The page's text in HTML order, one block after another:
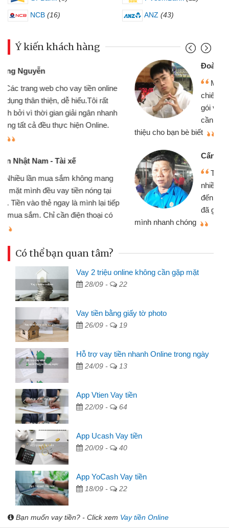
NCB (16) ANZ (43)
Ý kiến khách hàng
Mình cần tiền gấp nên định cầm cố
chiếc xe wave nhưng thật may đã có
gói vay tiền bằng CMND online không
cần gặp mặt nên rất tiện lợi, sẽ giới
thiệu cho bạn bè biết
Cấn Văn Lực - Tạp hóa
Tôi kinh doanh buôn bán nhỏ lẻ
nhiều lúc cần vốn nhập hàng, nhờ biết
đến website qua bạn bè giới thiệu tôi
đã giải quyết được công việc của
Có thể bạn quan tâm?
Vay 2 triệu online không cần gặp mặt
28/09 - 22
Vay tiền bằng giấy tờ photo
26/09 - 19
Hỗ trợ vay tiền nhanh Online trong ngày
24/09 - 13
App Vtien Vay tiền
22/09 - 64
App Ucash Vay tiền
20/09 - 40
App YoCash Vay tiền
18/09 - 22
Bạn muốn vay tiền? - Click xem Vay tiền Online